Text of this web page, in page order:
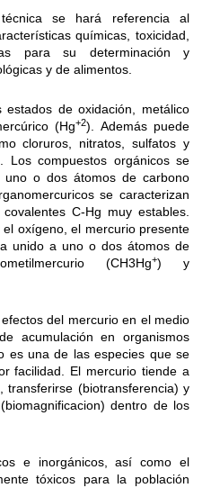
se hará referencia al
químicas, toxicidad,
para su determinación y
y de alimentos.
de oxidación, metálico
(Hg+2). Además puede
cloruros, nitratos, sulfatos y
Los compuestos orgánicos se
o dos átomos de carbono
se caracterizan
C-Hg muy estables.
oxígeno, el mercurio presente
unido a uno o dos átomos de
(CH3Hg+) y
del mercurio en el medio
acumulación en organismos
es una de las especies que se
facilidad. El mercurio tiende a
transferirse (biotransferencia) y
dentro de los
e inorgánicos, así como el
tóxicos para la población